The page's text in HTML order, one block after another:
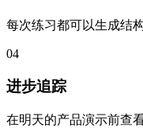
每次练习都可以生成结
04
进步追踪
在明天的产品演示前查